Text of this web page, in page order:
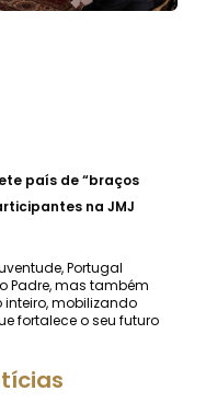
país de “braços
na JMJ
Portugal
Padre, mas também
mobilizando
fortalece o seu futuro